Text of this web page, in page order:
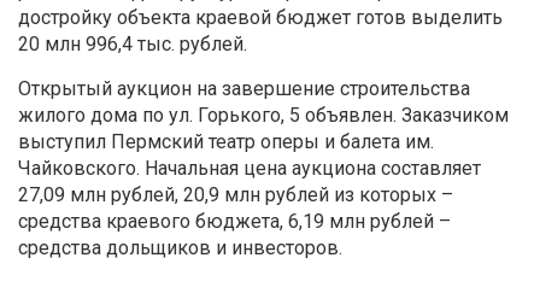
достройку объекта краевой бюджет готов выделить
20 млн 996,4 тыс. рублей.
Открытый аукцион на завершение строительства
жилого дома по ул. Горького, 5 объявлен. Заказчиком
выступил Пермский театр оперы и балета им.
Чайковского. Начальная цена аукциона составляет
27,09 млн рублей, 20,9 млн рублей из которых –
средства краевого бюджета, 6,19 млн рублей –
средства дольщиков и инвесторов.